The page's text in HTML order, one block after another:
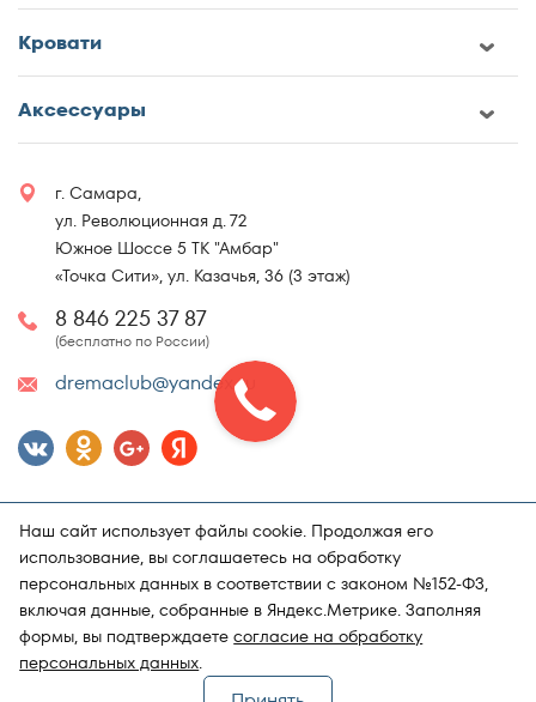
Кровати
Аксессуары
г. Самара,
ул. Революционная д. 72
Южное Шоссе 5 ТК "Амбар"
«Точка Сити», ул. Казачья, 36 (3 этаж)
8 846 225 37 87
(бесплатно по России)
dremaclub@yandex.ru
Магазин матрасов "DRёMA" Поддержка и продвижение сайта
Карта сайта Политика конфиденциальности
Наш сайт использует файлы cookie. Продолжая его
использование, вы соглашаетесь на обработку
персональных данных в соответствии с законом №152-ФЗ,
включая данные, собранные в Яндекс.Метрике. Заполняя
формы, вы подтверждаетесогласие на обработку
персональных данных.